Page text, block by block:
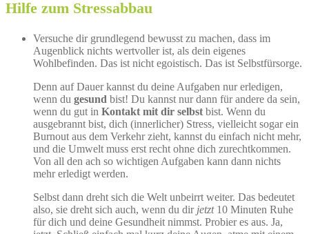
Hilfe zum Stressabbau
Versuche dir grundlegend bewusst zu machen, dass im
Augenblick nichts wertvoller ist, als dein eigenes
Wohlbefinden. Das ist nicht egoistisch. Das ist Selbstfürsorge.
Denn auf Dauer kannst du deine Aufgaben nur erledigen,
wenn du gesund bist! Du kannst nur dann für andere da sein,
wenn du gut in Kontakt mit dir selbst bist. Wenn du
ausgebrannt bist, dich (innerlicher) Stress, vielleicht sogar ein
Burnout aus dem Verkehr zieht, kannst du einfach nicht mehr,
und die Umwelt muss erst recht ohne dich zurechtkommen.
Von all den ach so wichtigen Aufgaben kann dann nichts
mehr erledigt werden.
Selbst dann dreht sich die Welt unbeirrt weiter. Das bedeutet
also, sie dreht sich auch, wenn du dir jetzt10 Minuten Ruhe
für dich und deine Gesundheit nimmst. Probier es aus. Ja,